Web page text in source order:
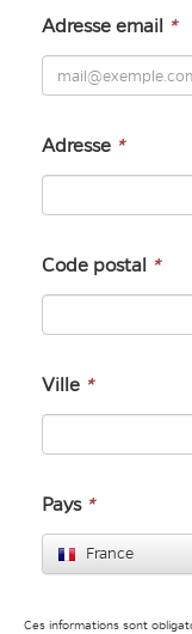
Adresse email *
Adresse *
Code postal *
Ville *
Pays *
France
Ces informations sont